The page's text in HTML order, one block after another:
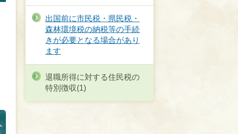
出国前に市民税・県民税・
森林環境税の納税等の手続
きが必要となる場合があり
ます
退職所得に対する住民税の
特別徴収(1)